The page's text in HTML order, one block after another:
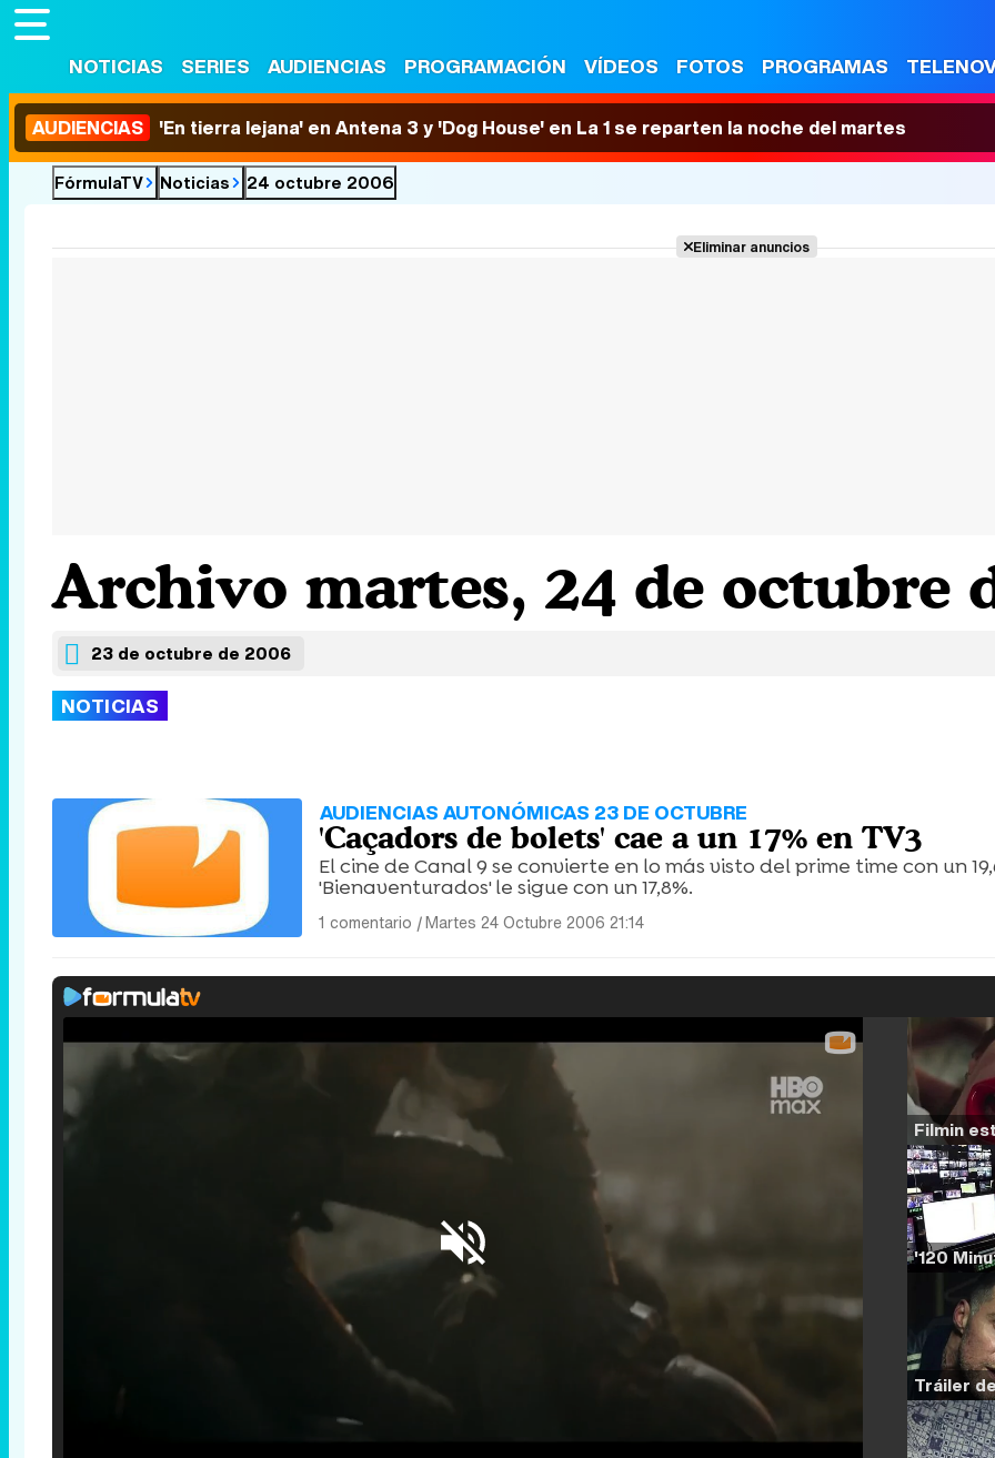
NOTICIAS SERIES AUDIENCIAS PROGRAMACIÓN VÍDEOS FOTOS PROGRAMAS
AUDIENCIAS 'En tierra lejana' en Antena 3 y 'Dog House' en La 1 se reparten la noche del martes
FórmulaTV Noticias 24 octubre 2006
Eliminar anuncios
Archivo martes, 24 de octubre
23 de octubre de 2006
NOTICIAS
AUDIENCIAS AUTONÓMICAS 23 DE OCTUBRE
'Caçadors de bolets' cae a un 17% en TV3
El cine de Canal 9 se convierte en lo más visto del prime time con un
'Bienaventurados' le sigue con un 17,8%.
1 comentario |Martes 24 Octubre 2006 21:14